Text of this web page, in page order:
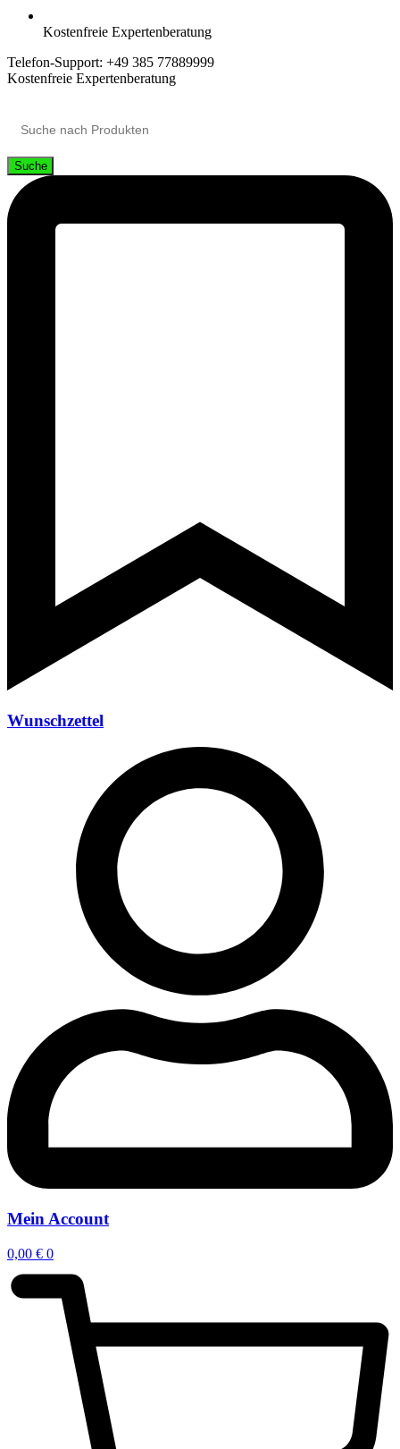
Kostenfreie Expertenberatung
Telefon-Support: +49 385 77889999
Kostenfreie Expertenberatung
Suche
Wunschzettel
Mein Account
0,00 € 0